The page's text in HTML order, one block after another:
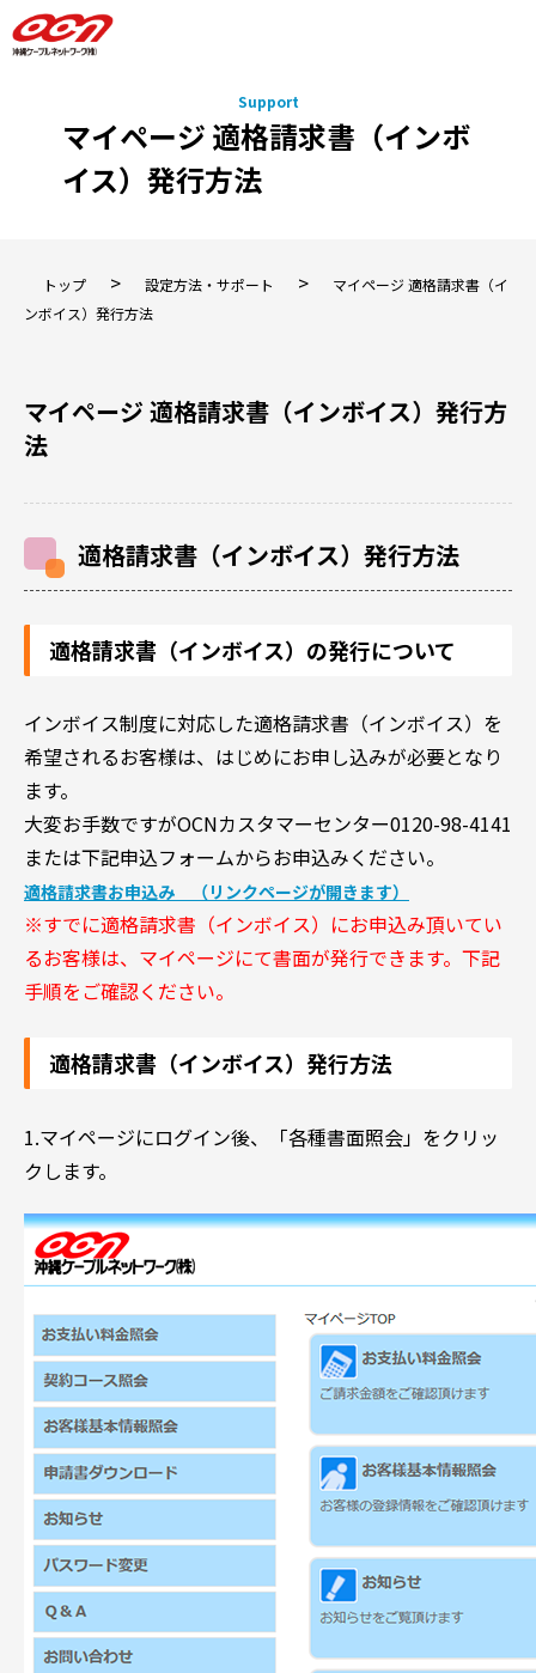
マイページ 適格請求書（インボ
イス）発行方法
トップ > 設定方法・サポート >
マイページ 適格請求書（イ
ンボイス）発行方法
マイページ 適格請求書（インボイス）発行方
法
適格請求書（インボイス）発行方法
適格請求書（インボイス）の発行について
インボイス制度に対応した適格請求書（インボイス）を
希望されるお客様は、はじめにお申し込みが必要となり
ます。
大変お手数ですがOCNカスタマーセンター0120-98-4141
または下記申込フォームからお申込みください。
適格請求書お申込み （リンクページが開きます）
※すでに適格請求書（インボイス）にお申込み頂いてい
るお客様は、マイページにて書面が発行できます。下記
手順をご確認ください。
適格請求書（インボイス）発行方法
1.マイページにログイン後、「各種書面照会」をクリッ
クします。